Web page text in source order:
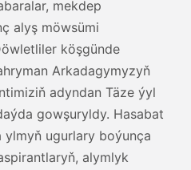
mekdep
alyş möwsümi
köşgünde
Arkadagymyzyň
adyndan Täze ýyl
gowşuryldy. Hasabat
ugurlary boýunça
alymlyk